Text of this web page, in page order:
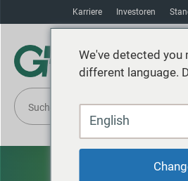
Karriere Investoren
We've detected you
different language.
English